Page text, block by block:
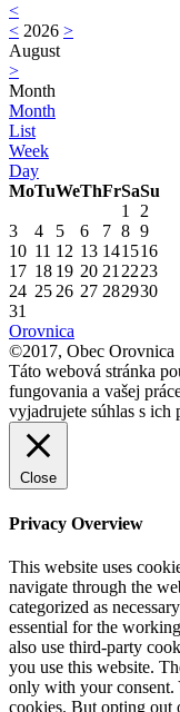
<
< 2026 >
August
>
Month
Month
List
Week
Day
MoTuWeThFrSaSu
1
2
3
4 5 6 7 8 9
10 11 12 13 141516
17 18 19 20 21 2223
24 25 26 27 282930
31
Orovnica
©2017, Obec Orovnica
Táto webová stránka
fungovania a vašej
vyjadrujete súhlas s ich
Close
Privacy Overview
This website uses
navigate through the
categorized as
essential for the
also use third-party
you use this website.
only with your consent.
cookies. But opting out